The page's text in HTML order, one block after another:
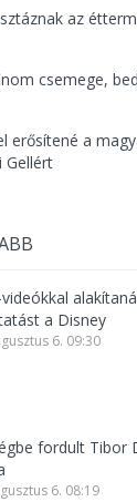
az
csemege,
erősítené a
Gellért
a Disney
6. 09:30
fordult Tibor
6. 08:19